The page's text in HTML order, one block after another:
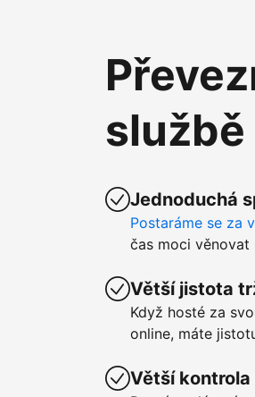
službě
Jednoduchá
Postaráme se za
čas moci
Větší jistota
Když hosté za
online, máte
Větší